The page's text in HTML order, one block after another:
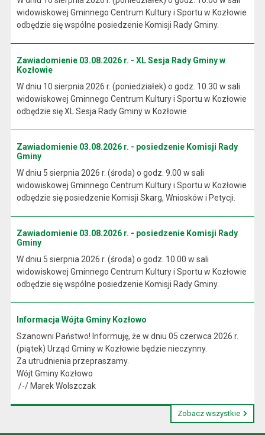
widowiskowej Gminnego Centrum Kultury i Sportu w Kozłowie
odbędzie się wspólne posiedzenie Komisji Rady Gminy.
Zawiadomienie 03.08.2026 r. - XL Sesja Rady Gminy w
Kozłowie
W dniu 10 sierpnia 2026 r. (poniedziałek) o godz. 10.30 w sali
widowiskowej Gminnego Centrum Kultury i Sportu w Kozłowie
odbędzie się XL Sesja Rady Gminy w Kozłowie
Zawiadomienie 03.08.2026 r. - posiedzenie Komisji Rady
Gminy
W dniu 5 sierpnia 2026 r. (środa) o godz. 9.00 w sali
widowiskowej Gminnego Centrum Kultury i Sportu w Kozłowie
odbędzie się posiedzenie Komisji Skarg, Wniosków i Petycji.
Zawiadomienie 03.08.2026 r. - posiedzenie Komisji Rady
Gminy
W dniu 5 sierpnia 2026 r. (środa) o godz. 10.00 w sali
widowiskowej Gminnego Centrum Kultury i Sportu w Kozłowie
odbędzie się wspólne posiedzenie Komisji Rady Gminy.
Informacja Wójta Gminy Kozłowo
Szanowni Państwo! Informuję, że w dniu 05 czerwca 2026 r.
(piątek) Urząd Gminy w Kozłowie będzie nieczynny.
Za utrudnienia przepraszamy.
Wójt Gminy Kozłowo
/-/ Marek Wolszczak
Zobacz wszystkie